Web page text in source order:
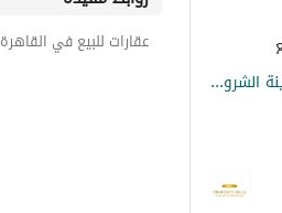
لضرورة البيع فيلا بحمام سباحة استلام فوري في مدينة الشروق هبيعها تقسيط
عقارات للبيع في القاهرة